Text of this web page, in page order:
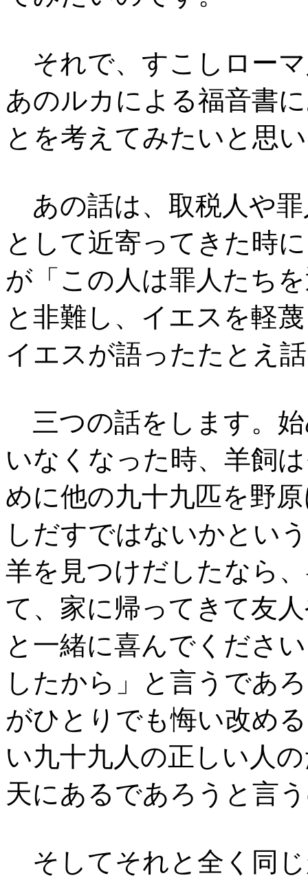
それで、すこしロー
あのルカによる福音書
とを考えてみたいと思
あの話は、取税人や
として近寄ってきた時
が「この人は罪人たち
と非難し、イエスを軽
イエスが語ったたとえ
三つの話をします。
いなくなった時、羊飼
めに他の九十九匹を野
しだすではないかとい
羊を見つけだしたなら
て、家に帰ってきて友
と一緒に喜んでくださ
したから」と言うであ
がひとりでも悔い改め
い九十九人の正しい人
天にあるであろうと言
そしてそれと全く同